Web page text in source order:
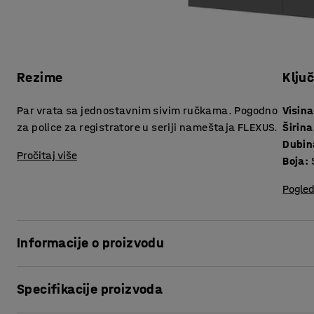
Rezime
Par vrata sa jednostavnim sivim ručkama. Pogodno
za police za registratore u seriji nameštaja FLEXUS.
Pročitaj više
Visina
Širina
Boja:
Informacije o proizvodu
Ovi parovi vrata stvaraju raznovrsna prilagođena rešenja
Specifikacije proizvoda